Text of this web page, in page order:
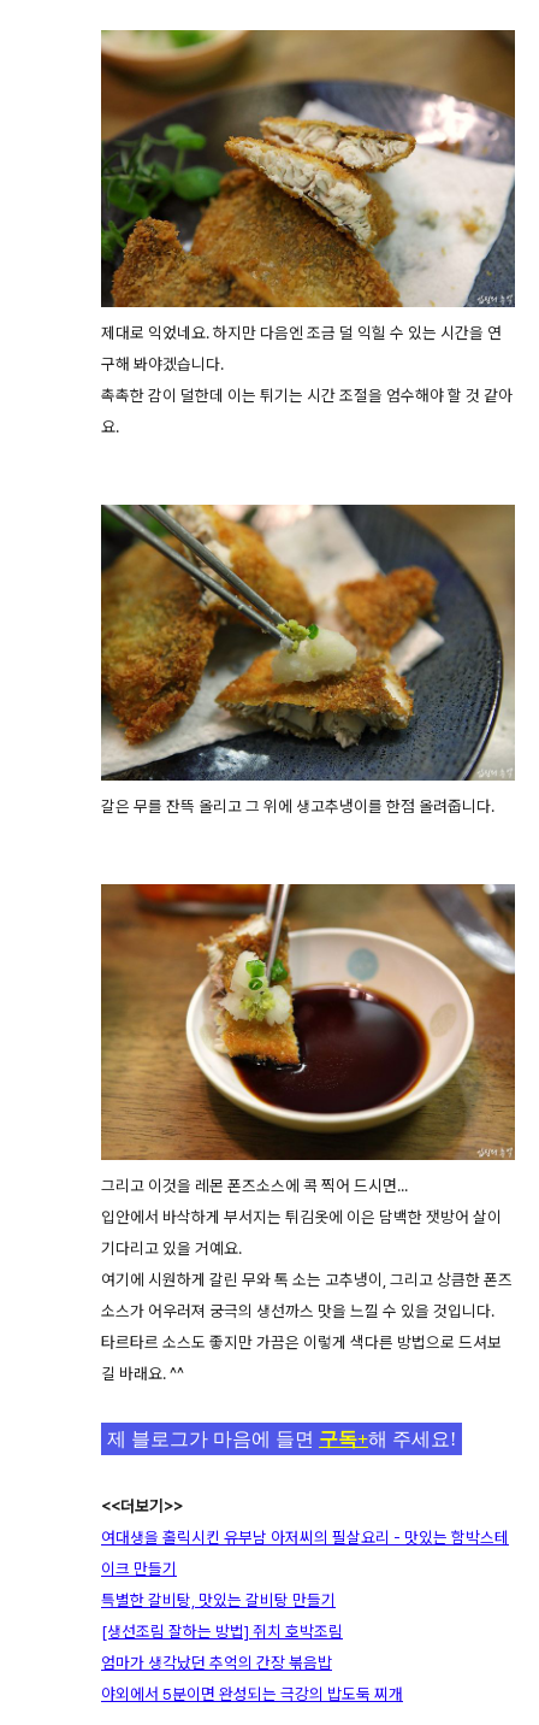
제대로 익었네요. 하지만 다음엔 조금 덜 익힐 수 있는 시간을 연
구해 봐야겠습니다.
촉촉한 감이 덜한데 이는 튀기는 시간 조절을 엄수해야 할 것 같아
요.
갈은 무를 잔뜩 올리고 그 위에 생고추냉이를 한점 올려줍니다.
그리고 이것을 레몬 폰즈소스에 콕 찍어 드시면...
입안에서 바삭하게 부서지는 튀김옷에 이은 담백한 잿방어 살이
기다리고 있을 거예요.
여기에 시원하게 갈린 무와 톡 소는 고추냉이, 그리고 상큼한 폰즈
소스가 어우러져 궁극의 생선까스 맛을 느낄 수 있을 것입니다.
타르타르 소스도 좋지만 가끔은 이렇게 색다른 방법으로 드셔보
길 바래요. ^^
제 블로그가 마음에 들면 구독+해 주세요!
<<더보기>>
여대생을 홀릭시킨 유부남 아저씨의 필살요리 - 맛있는 함박스테
이크 만들기
특별한 갈비탕, 맛있는 갈비탕 만들기
[생선조림 잘하는 방법] 쥐치 호박조림
엄마가 생각났던 추억의 간장 볶음밥
야외에서 5분이면 완성되는 극강의 밥도둑 찌개